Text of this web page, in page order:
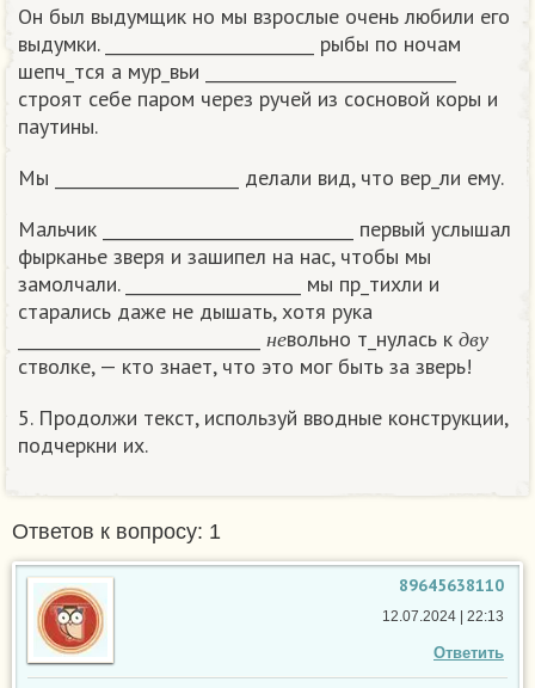
Он был выдумщик но мы взрослые очень любили его
выдумки. _________________________ рыбы по ночам
шепч_тся а мур_вьи ______________________________
строят себе паром через ручей из сосновой коры и
паутины.
Мы ______________________ делали вид, что вер_ли ему.
Мальчик ______________________________ первый услышал
фырканье зверя и зашипел на нас, чтобы мы
замолчали. _____________________ мы пр_тихли и
старались даже не дышать, хотя рука
н е
не
вольно т_нулась к д в у
стволке, — кто знает, что это мог быть за зверь!
5. Продолжи текст, используй вводные конструкции,
подчеркни их.
Ответов к вопросу: 1
89645638110
Ответить
12.07.2024 | 22:13